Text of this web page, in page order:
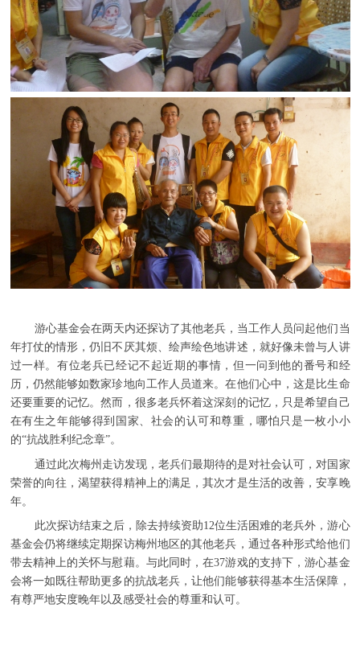
游心基金会在两天内还探访了其他老兵，当工作人员问起他们当
年打仗的情形，仍旧不厌其烦、绘声绘色地讲述，就好像未曾与人讲
过一样。有位老兵已经记不起近期的事情，但一问到他的番号和经
历，仍然能够如数家珍地向工作人员道来。在他们心中，这是比生命
还要重要的记忆。然而，很多老兵怀着这深刻的记忆，只是希望自己
在有生之年能够得到国家、社会的认可和尊重，哪怕只是一枚小小
的“抗战胜利纪念章”。
通过此次梅州走访发现，老兵们最期待的是对社会认可，对国家
荣誉的向往，渴望获得精神上的满足，其次才是生活的改善，安享晚
年。
此次探访结束之后，除去持续资助12位生活困难的老兵外，游心
基金会仍将继续定期探访梅州地区的其他老兵，通过各种形式给他们
带去精神上的关怀与慰藉。与此同时，在37游戏的支持下，游心基金
会将一如既往帮助更多的抗战老兵，让他们能够获得基本生活保障，
有尊严地安度晚年以及感受社会的尊重和认可。